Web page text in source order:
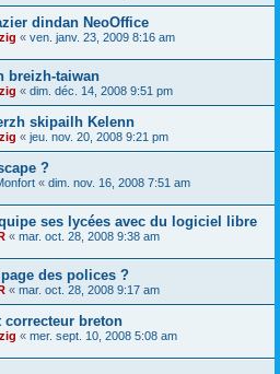
dindan NeoOffice
« ven. janv. 23, 2009 8:16 am
breizh-taiwan
« dim. déc. 14, 2008 9:51 pm
skipailh Kelenn
« jeu. nov. 20, 2008 9:21 pm
?
« dim. nov. 16, 2008 7:51 am
ses lycées avec du logiciel libre
« mar. oct. 28, 2008 9:38 am
des polices ?
« mar. oct. 28, 2008 9:17 am
correcteur breton
« mer. sept. 10, 2008 5:08 am